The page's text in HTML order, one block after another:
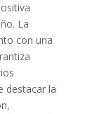
La
con una
destacar la